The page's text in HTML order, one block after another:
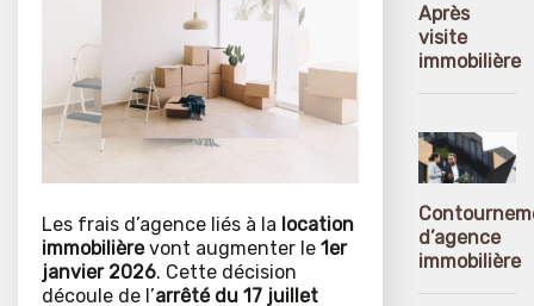
Les frais d’agence liés à la location
immobilièrevont augmenter le 1er
janvier 2026. Cette décision
découle de l’arrêté du 17 juillet
Après
visite
immobilière
d’agence
immobilière